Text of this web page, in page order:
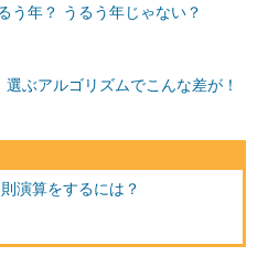
う年？ うるう年じゃない？
選ぶアルゴリズムでこんな差が！
則演算をするには？